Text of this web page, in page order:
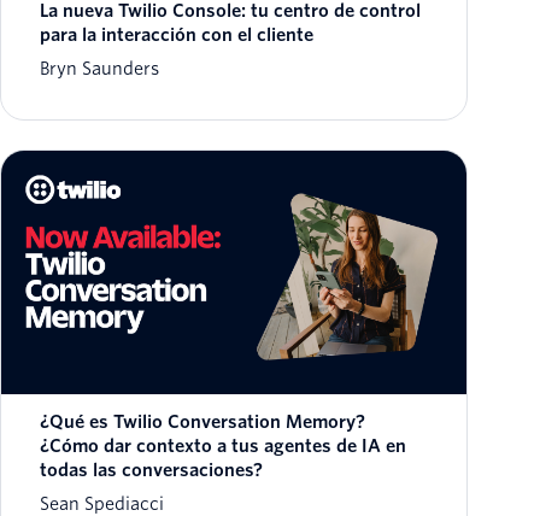
La nueva Twilio Console: tu centro de control
para la interacción con el cliente
Bryn Saunders
¿Qué es Twilio Conversation Memory?
¿Cómo dar contexto a tus agentes de IA en
todas las conversaciones?
Sean Spediacci